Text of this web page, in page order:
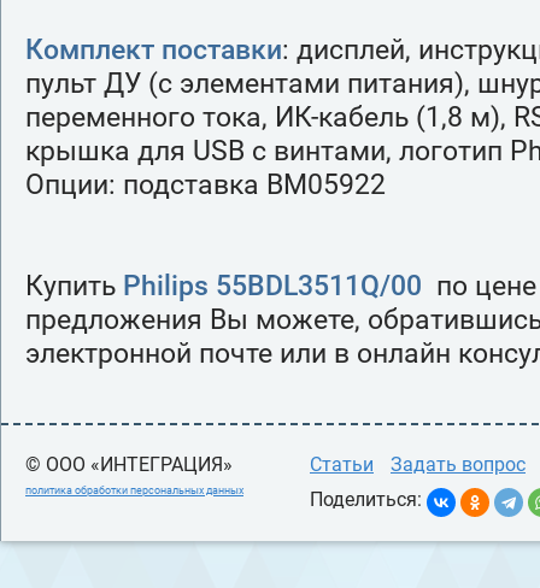
Комплект поставки: дисплей,
пульт ДУ (с элементами питания),
переменного тока, ИК-кабель (1,8 м),
крышка для USB с винтами, логотип
Опции: подставка BM05922
Купить Philips 55BDL3511Q/00 по
предложения Вы можете,
электронной почте или в онлайн
© ООО «ИНТЕГРАЦИЯ»
политика обработки персональных данных
Статьи
Задать вопрос
Поделиться: